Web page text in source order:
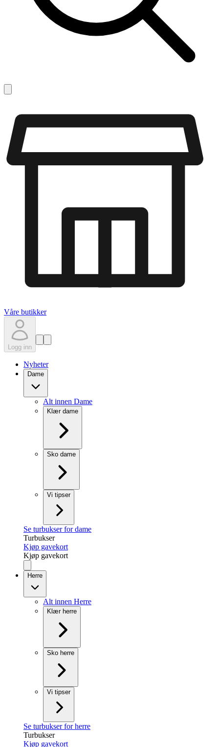
Våre butikker
Logg inn
Nyheter
Dame
Alt innen Dame
Klær dame
Sko dame
Vi tipser
Se turbukser for dame
Turbukser
Kjøp gavekort
Kjøp gavekort
Herre
Alt innen Herre
Klær herre
Sko herre
Vi tipser
Se turbukser for herre
Turbukser
Kjøp gavekort